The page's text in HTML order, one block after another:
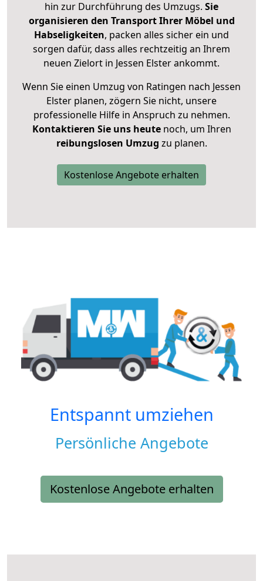
hin zur Durchführung des Umzugs. Sie
organisieren den Transport Ihrer Möbel und
Habseligkeiten, packen alles sicher ein und
sorgen dafür, dass alles rechtzeitig an Ihrem
neuen Zielort in Jessen Elster ankommt.
Wenn Sie einen Umzug von Ratingen nach Jessen
Elster planen, zögern Sie nicht, unsere
professionelle Hilfe in Anspruch zu nehmen.
Kontaktieren Sie uns heutenoch, um Ihren
reibungslosen Umzug zu planen.
Kostenlose Angebote erhalten
Entspannt umziehen
Persönliche Angebote
Kostenlose Angebote erhalten